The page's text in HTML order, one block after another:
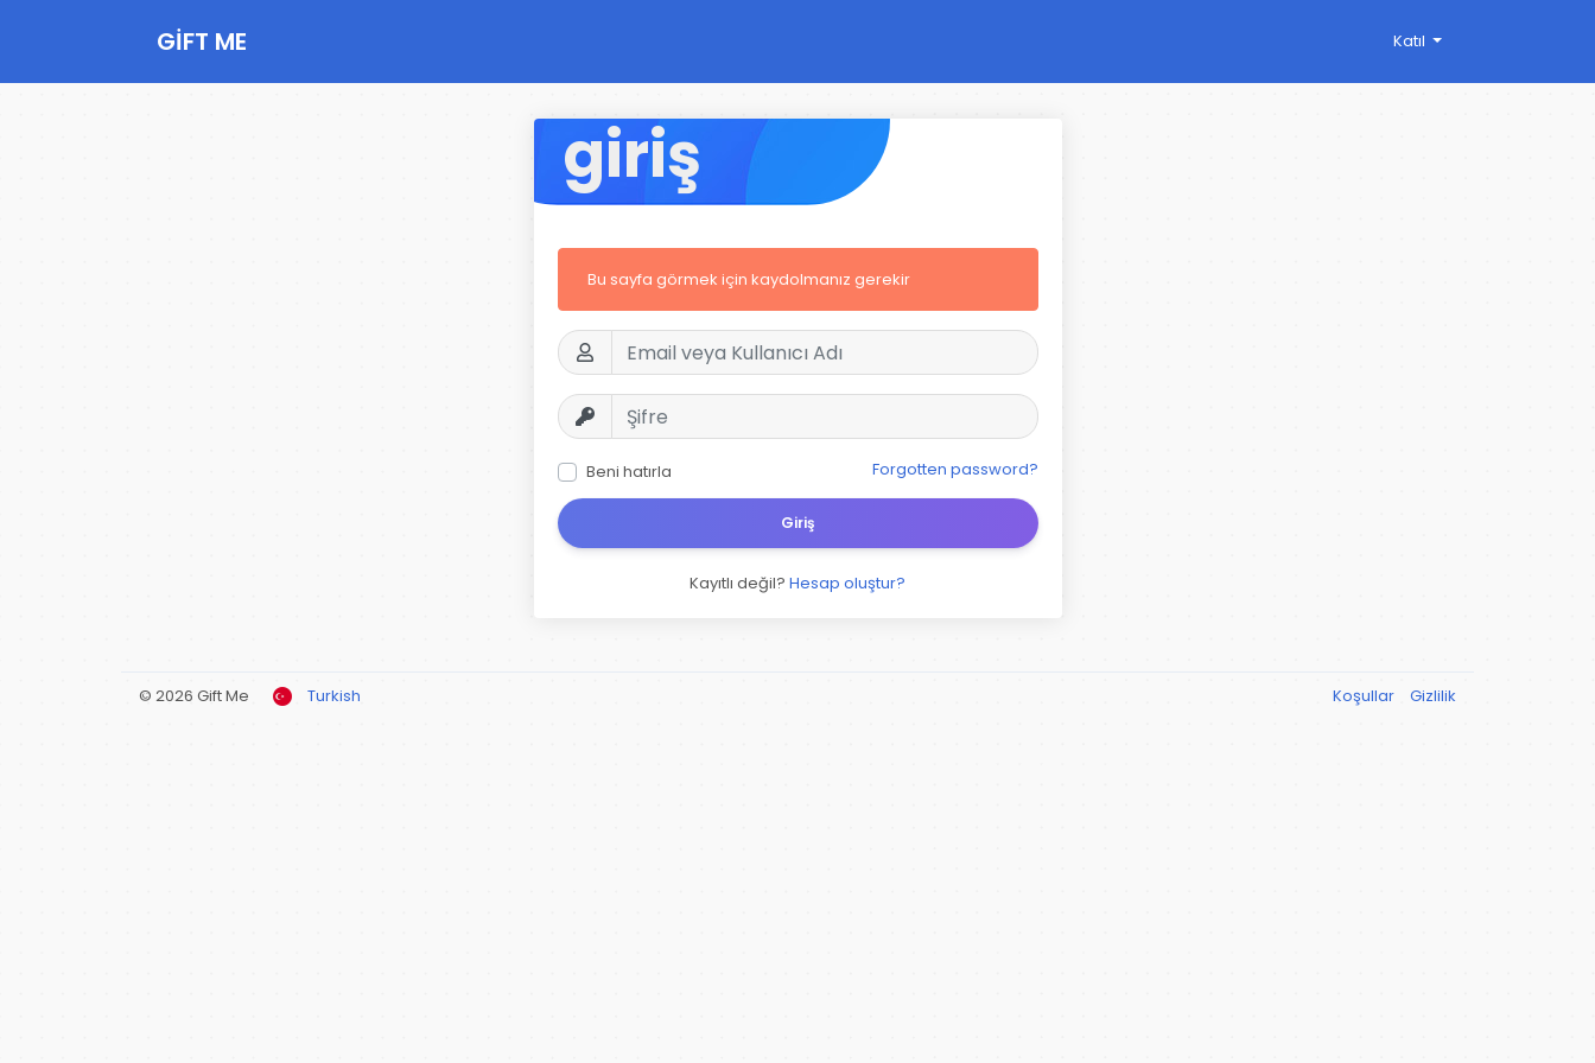
GIFT ME Katıl
giriş
Bu sayfa görmek için kaydolmanız gerekir
Beni hatırla Forgotten password?
Giriş
Kayıtlı değil? Hesap oluştur?
© 2026 Gift Me Turkish Koşullar Gizlilik